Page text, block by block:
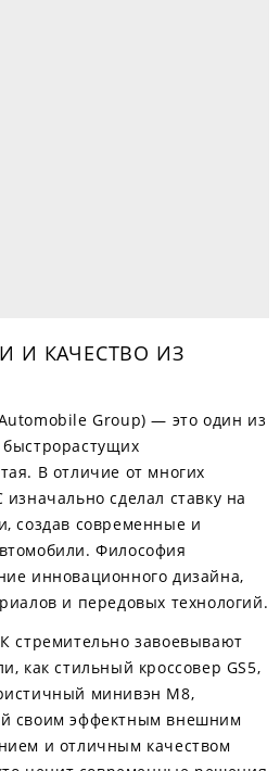
И КАЧЕСТВО ИЗ
Group) — это один из
В отличие от многих
изначально сделал ставку на
создав современные и
Философия
инновационного дизайна,
и передовых технологий.
стремительно завоевывают
как стильный кроссовер GS5,
минивэн M8,
своим эффектным внешним
и отличным качеством